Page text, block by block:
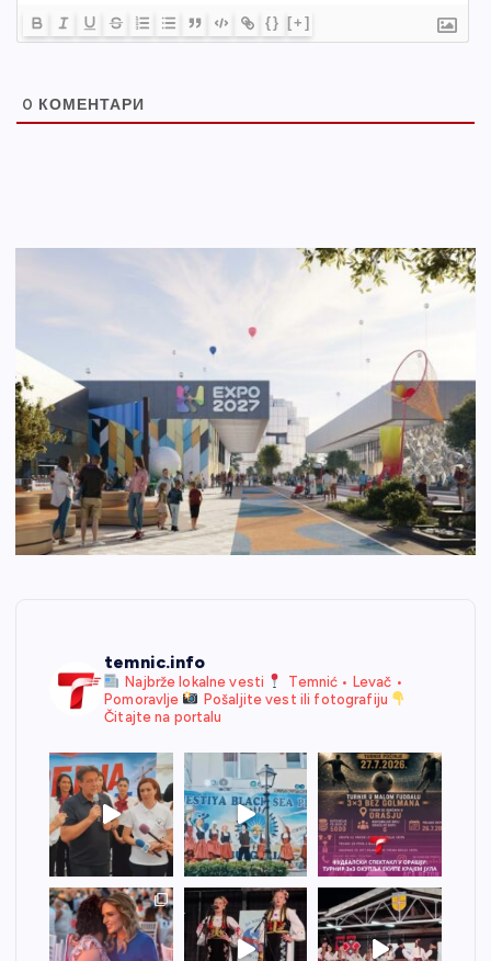
{} [+]
0 КОМЕНТАРИ
temnic.info
Najbrže lokalne vesti
Temnić • Levač •
Pomoravlje
Pošaljite vest ili fotografiju
Čitajte na portalu